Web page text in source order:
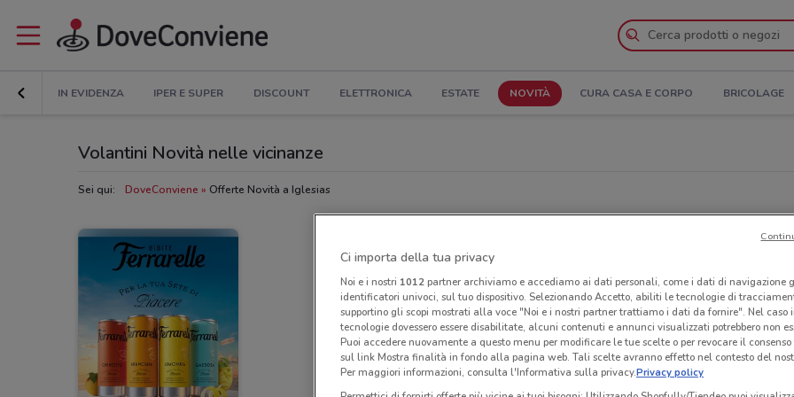
IN EVIDENZA IPER E SUPER DISCOUNT ELETTRONICA ESTATE NOVITÀ CURA CASA E CORPO BRICOLAGE
Volantini Novità nelle vicinanze
Sei qui: DoveConviene Offerte Novità a Iglesias
Ci importa della tua privacy
Noi e i nostri 1012partner archiviamo e accediamo ai dati personali, come i dati di navigazione
identificatori univoci, sul tuo dispositivo. Selezionando Accetto, abiliti le tecnologie di
supportino gli scopi mostrati alla voce "Noi e i nostri partner trattiamo i dati da fornire". Nel caso
tecnologie dovessero essere disabilitate, alcuni contenuti e annunci visualizzati potrebbero non
Puoi accedere nuovamente a questo menu per modificare le tue scelte o per revocare il
sul link Mostra finalità in fondo alla pagina web. Tali scelte avranno effetto nel contesto del
Per maggiori informazioni, consulta l'Informativa sulla privacy.Privacy policy